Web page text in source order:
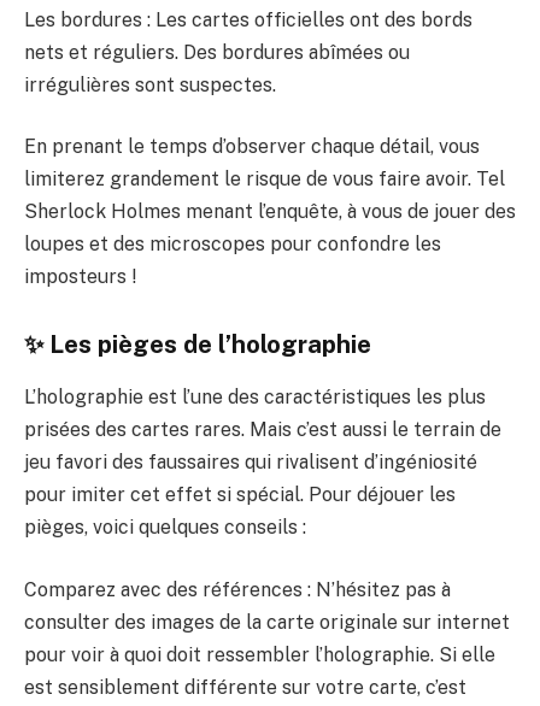
Les bordures : Les cartes officielles ont des bords
nets et réguliers. Des bordures abîmées ou
irrégulières sont suspectes.
En prenant le temps d’observer chaque détail, vous
limiterez grandement le risque de vous faire avoir. Tel
Sherlock Holmes menant l’enquête, à vous de jouer des
loupes et des microscopes pour confondre les
imposteurs !
✨ Les pièges de l’holographie
L’holographie est l’une des caractéristiques les plus
prisées des cartes rares. Mais c’est aussi le terrain de
jeu favori des faussaires qui rivalisent d’ingéniosité
pour imiter cet effet si spécial. Pour déjouer les
pièges, voici quelques conseils :
Comparez avec des références : N’hésitez pas à
consulter des images de la carte originale sur internet
pour voir à quoi doit ressembler l’holographie. Si elle
est sensiblement différente sur votre carte, c’est